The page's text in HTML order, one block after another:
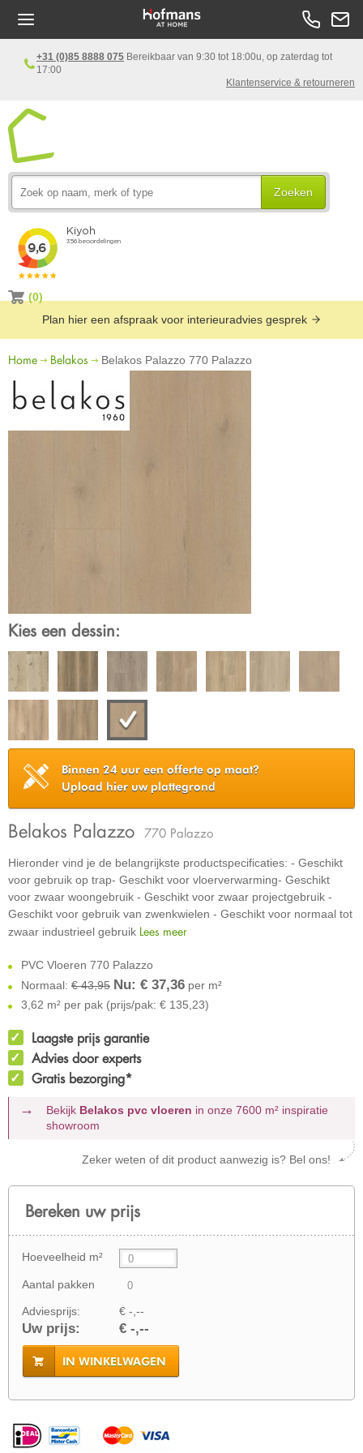
+31 (0)85 8888 075 Bereikbaar van 9:30 tot 18:00u, op zaterdag tot
17:00
Klantenservice & retourneren
Zoeken
(0)
Plan hier een afspraak voor interieuradvies gesprek
Home Belakos Belakos Palazzo 770 Palazzo
Kies een dessin:
Binnen 24 uur een offerte op maat?
Upload hier uw plattegrond
Belakos Palazzo 770 Palazzo
Hieronder vind je de belangrijkste productspecificaties: - Geschikt
voor gebruik op trap- Geschikt voor vloerverwarming- Geschikt
voor zwaar woongebruik - Geschikt voor zwaar projectgebruik -
Geschikt voor gebruik van zwenkwielen - Geschikt voor normaal tot
zwaar industrieel gebruik Lees meer
PVC Vloeren 770 Palazzo
Normaal: € 43,95 Nu: € 37,36 per m²
3,62 m² per pak (prijs/pak: € 135,23)
Laagste prijs garantie
Advies door experts
Gratis bezorging*
Bekijk Belakos pvc vloeren in onze 7600 m² inspiratie
showroom
Zeker weten of dit product aanwezig is? Bel ons!
Bereken uw prijs
Hoeveelheid m²
Aantal pakken
Adviesprijs: € -,--
Uw prijs: € -,--
IN WINKELWAGEN